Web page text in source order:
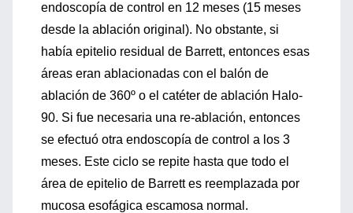
endoscopía de control en 12 meses (15 meses
desde la ablación original). No obstante, si
había epitelio residual de Barrett, entonces esas
áreas eran ablacionadas con el balón de
ablación de 360º o el catéter de ablación Halo-
90. Si fue necesaria una re-ablación, entonces
se efectuó otra endoscopía de control a los 3
meses. Este ciclo se repite hasta que todo el
área de epitelio de Barrett es reemplazada por
mucosa esofágica escamosa normal.